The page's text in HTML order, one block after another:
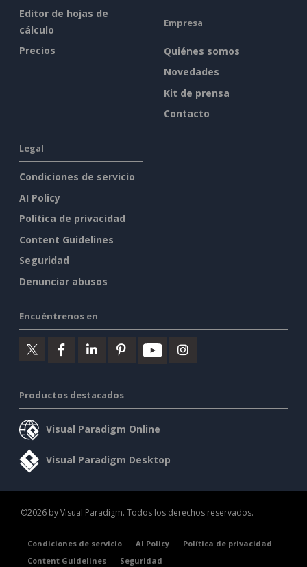
Editor de hojas de
cálculo
Precios
Empresa
Quiénes somos
Novedades
Kit de prensa
Contacto
Legal
Condiciones de servicio
AI Policy
Política de privacidad
Content Guidelines
Seguridad
Denunciar abusos
Encuéntrenos en
Productos destacados
Visual Paradigm Online
Visual Paradigm Desktop
©2026 by Visual Paradigm. Todos los derechos reservados.
Condiciones de servicio AI Policy
Política de privacidad
Content Guidelines
Seguridad